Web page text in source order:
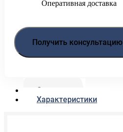
Оперативная доставка
Получить консультацию
Описание
Характеристики